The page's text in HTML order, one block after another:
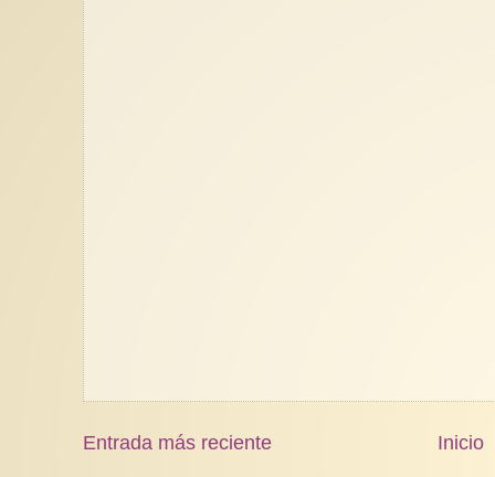
Entrada más reciente
Inicio